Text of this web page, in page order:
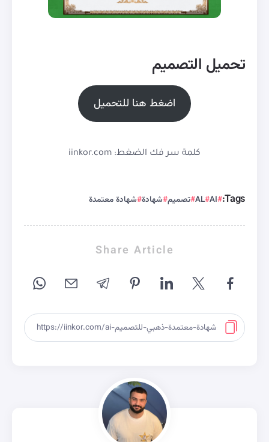
تحميل التصميم
اضغط هنا للتحميل
كلمة سر فك الضغط: iinkor.com
Tags:
AI
AL تصميم شهادة شهادة معتمدة
Share Article